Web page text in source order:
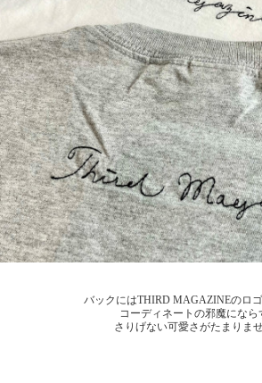
バックにはTHIRD MAGAZINEのロ
コーディネートの邪魔になら
さりげない可愛さがたまりま